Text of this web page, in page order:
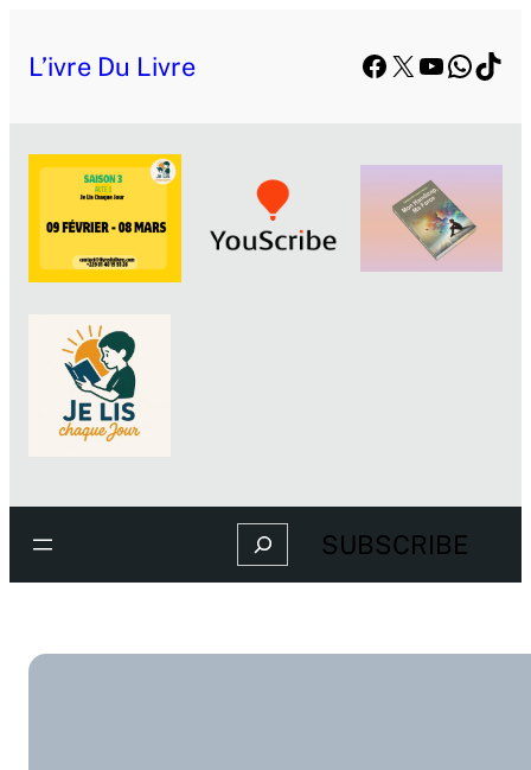
L’ivre Du Livre Facebook
X YouTube
Search SUBSCRIBE